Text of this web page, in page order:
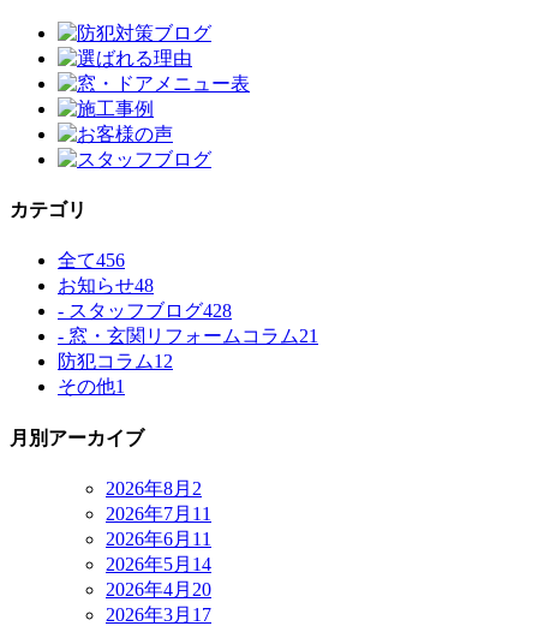
カテゴリ
全て456
お知らせ48
- スタッフブログ428
- 窓・玄関リフォームコラム21
防犯コラム12
その他1
月別アーカイブ
2026年8月 2
2026年7月 11
2026年6月 11
2026年5月 14
2026年4月 20
2026年3月 17